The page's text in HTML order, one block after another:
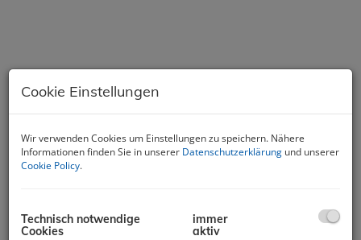
Cookie Einstellungen
Wir verwenden Cookies um Einstellungen zu speichern. Nähere
Informationen finden Sie in unserer Datenschutzerklärung und unserer
Cookie Policy.
Technisch notwendige
Cookies
immer
aktiv